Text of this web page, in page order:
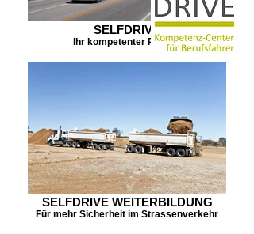
SELFDRIVE
Ihr kompetenter Partner
SELFDRIVE WEITERBILDUNG
Für mehr Sicherheit im Strassenverkehr